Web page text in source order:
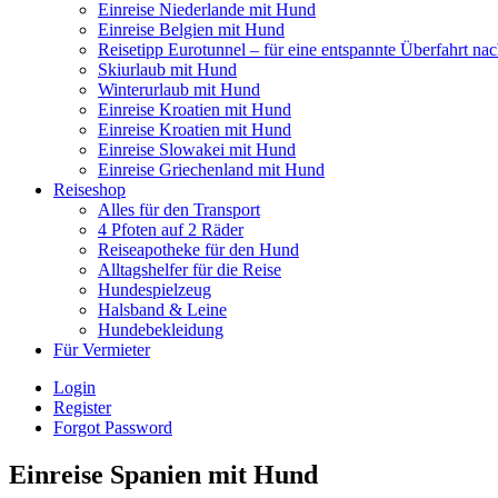
Einreise Niederlande mit Hund
Einreise Belgien mit Hund
Reisetipp Eurotunnel – für eine entspannte Überfahrt
Skiurlaub mit Hund
Winterurlaub mit Hund
Einreise Kroatien mit Hund
Einreise Kroatien mit Hund
Einreise Slowakei mit Hund
Einreise Griechenland mit Hund
Reiseshop
Alles für den Transport
4 Pfoten auf 2 Räder
Reiseapotheke für den Hund
Alltagshelfer für die Reise
Hundespielzeug
Halsband & Leine
Hundebekleidung
Für Vermieter
Login
Register
Forgot Password
Einreise Spanien mit Hund